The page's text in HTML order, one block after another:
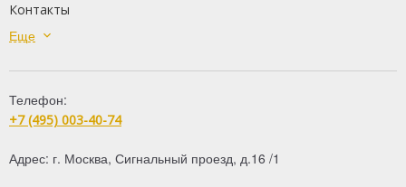
Контакты
Сварные решетки
Кованые решетки
Распашные решетки
Решетки на балкон
Еще
Телефон:
+7 (495) 003-40-74
Адрес: г. Москва, Сигнальный проезд, д.16 /1